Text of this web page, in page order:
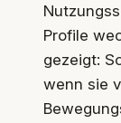
Profile
gezeigt:
wenn sie